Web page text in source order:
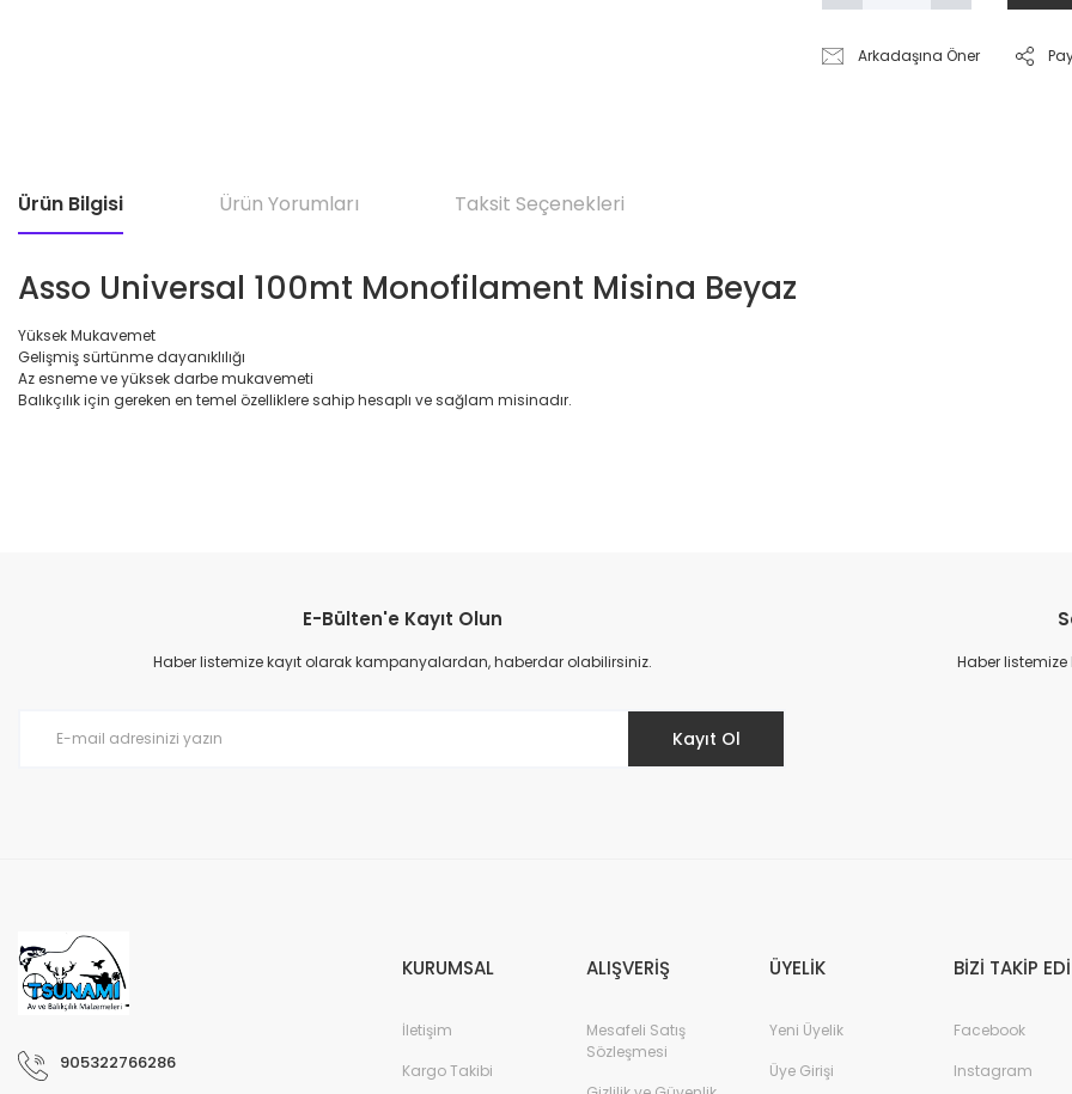
Arkadaşına Öner
Ürün Bilgisi Ürün Yorumları Taksit Seçenekleri
Asso Universal 100mt Monofilament Misina Beyaz
Yüksek Mukavemet
Gelişmiş sürtünme dayanıklılığı
Az esneme ve yüksek darbe mukavemeti
Balıkçılık için gereken en temel özelliklere sahip hesaplı ve sağlam misinadır.
E-Bülten'e Kayıt Olun
Haber listemize kayıt olarak kampanyalardan, haberdar olabilirsiniz.
Kayıt Ol
Haber
905322766286
KURUMSAL
İletişim
Kargo Takibi
ALIŞVERİŞ
Mesafeli Satış
Sözleşmesi
ÜYELİK
Yeni Üyelik
Üye Girişi
BİZİ TAKİP
Facebook
Instagram